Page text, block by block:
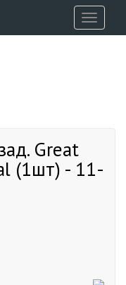
Toggle
Great
(1шт) - 11-